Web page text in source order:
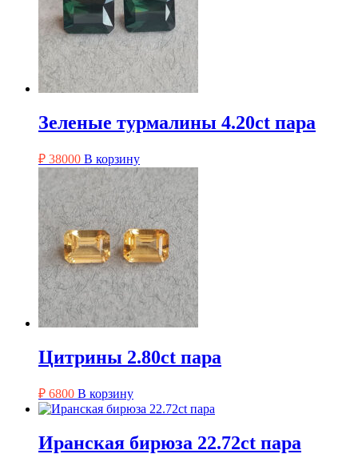
Зеленые турмалины 4.20ct пара
₽ 38000 В корзину
Цитрины 2.80ct пара
₽ 6800 В корзину
Иранская бирюза 22.72ct пара